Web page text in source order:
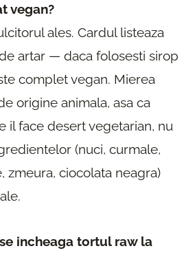
vegan?
ales. Cardul listeaza
artar — daca folosesti sirop
complet vegan. Mierea
origine animala, asa ca
il face desert vegetarian, nu
(nuci, curmale,
zmeura, ciocolata neagra)
incheaga tortul raw la